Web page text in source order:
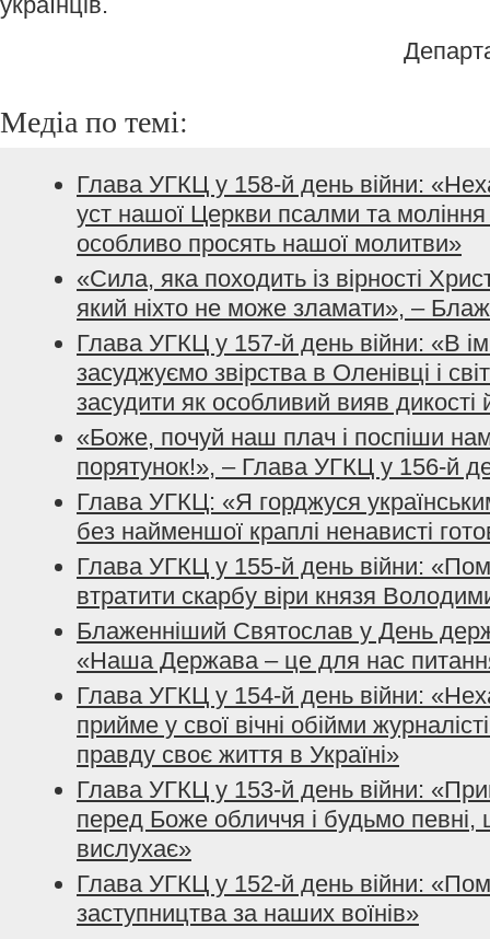
Медіа по темі:
Глава УГКЦ у 158-й день війни:
уст нашої Церкви псалми та моління
особливо просять нашої молитви»
«Сила, яка походить із вірності
який ніхто не може зламати», –
Глава УГКЦ у 157-й день війни: «В
засуджуємо звірства в Оленівці і
засудити як особливий вияв дикості
«Боже, почуй наш плач і поспіши
порятунок!», – Глава УГКЦ у 156-й
Глава УГКЦ: «Я горджуся
без найменшої краплі ненависті
Глава УГКЦ у 155-й день війни:
втратити скарбу віри князя
Блаженніший Святослав у День
«Наша Держава – це для нас
Глава УГКЦ у 154-й день війни:
прийме у свої вічні обійми
правду своє життя в Україні»
Глава УГКЦ у 153-й день війни:
перед Боже обличчя і будьмо певні,
вислухає»
Глава УГКЦ у 152-й день війни:
заступництва за наших воїнів»